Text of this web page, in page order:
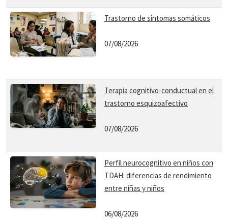
Trastorno de síntomas somáticos
07/08/2026
Terapia cognitivo-conductual en el
trastorno esquizoafectivo
07/08/2026
Perfil neurocognitivo en niños con
TDAH: diferencias de rendimiento
entre niñas y niños
06/08/2026